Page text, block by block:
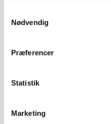
Nødvendig
Præferencer
Statistik
Marketing
Hvorfor købe
Hos GreenMind er vi
brugt elektronik. Vi er
økonomisk fordelagtig